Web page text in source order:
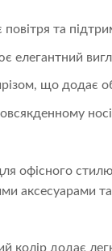
та
елегантний
що додає
офісного
аксесуарами
колір додає